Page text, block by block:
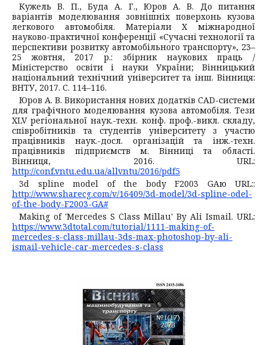
Кужель В. П., Буда А. Г., Юров А. В. До питання
варіантів моделювання зовнішніх поверхонь кузова
легкового автомобіля. Матеріали Х міжнародної
науково-практичної конференції «Сучасні технології та
перспективи розвитку автомобільного транспорту», 23–
25 жовтня, 2017 р.: збірник наукових праць /
Міністерство освіти і науки України; Вінницький
національний технічний університет та інш. Вінниця:
ВНТУ, 2017. С. 114–116.
Юров А. В. Використання нових додатків CAD-системи
для графічного моделювання кузова автомобіля. Тези
XLV регіональної наук.-техн. конф. проф.-викл. складу,
співробітників та студентів університету з участю
працівників наук.-досл. організацій та інж.-техн.
працівників підприємств м. Вінниці та області.
Вінниця, 2016. URL:
http://conf.vntu.edu.ua/allvntu/2016/pdf5
3d spline model of the body F2003 GAю URL::
http://www.sharecg.com/v/16409/3d-model/3d-spline-odel-
of-the-body-F2003-GA#
Making of 'Mercedes S Class Millau' By Ali Ismail. URL:
https://www.3dtotal.com/tutorial/1111-making-of-
mercedes-s-class-millau-3ds-max-photoshop-by-ali-
ismail-vehicle-car-mercedes-s-class